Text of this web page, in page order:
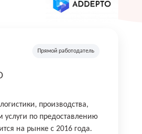
Прямой работодатель
производства,
по предоставлению
на рынке с 2016 года.